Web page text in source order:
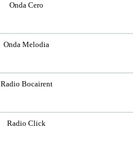
Onda Cero
Onda Melodia
Radio Bocairent
Radio Click